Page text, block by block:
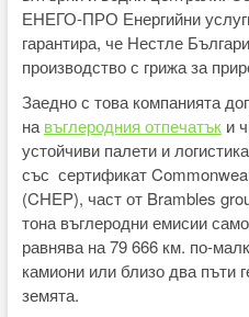
ЕНЕГО-ПРО Енергийни
гарантира, че Нестле
производство с грижа за
Заедно с това компанията
навъглеродния отпечатъки
устойчиви палети и
със сертификат
(CHEP), част от Brambles
тона въглеродни емисии
равнява на 79 666 км. по-
камиони или близо два пъти
земята.